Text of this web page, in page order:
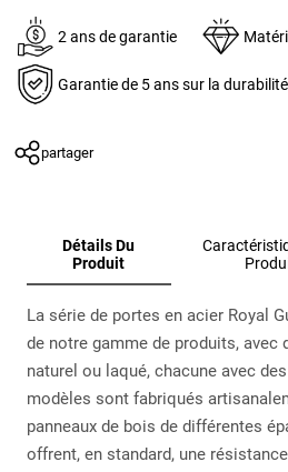
2 ans de garantie
Garantie de 5 ans sur la
partager
Détails Du
Produit
La série de portes en acier Royal
de notre gamme de produits, avec
naturel ou laqué, chacune avec
modèles sont fabriqués
panneaux de bois de différentes
offrent, en standard, une